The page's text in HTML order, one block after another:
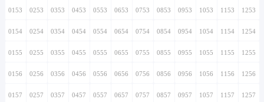
0153 0253 0353 0453 0553 0653 0753 0853 0953 1053 1153 1253
0154 0254 0354 0454 0554 0654 0754 0854 0954 1054 1154 1254
0155 0255 0355 0455 0555 0655 0755 0855 0955 1055 1155 1255
0156 0256 0356 0456 0556 0656 0756 0856 0956 1056 1156 1256
0157 0257 0357 0457 0557 0657 0757 0857 0957 1057 1157 1257